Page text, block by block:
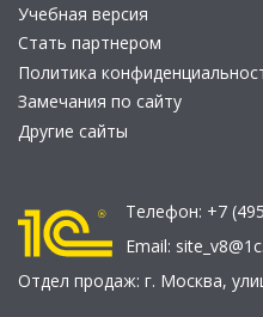
Учебная версия
Стать партнером
Политика
Замечания по сайту
Другие сайты
Телефон: +7
Email:
Отдел продаж: г. Москва,